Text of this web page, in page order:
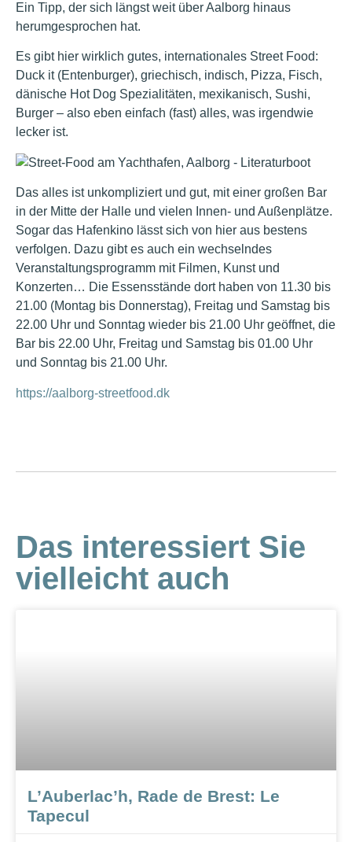
Ein Tipp, der sich längst weit über Aalborg hinaus
herumgesprochen hat.
Es gibt hier wirklich gutes, internationales Street Food:
Duck it (Entenburger), griechisch, indisch, Pizza, Fisch,
dänische Hot Dog Spezialitäten, mexikanisch, Sushi,
Burger – also eben einfach (fast) alles, was irgendwie
lecker ist.
Das alles ist unkompliziert und gut, mit einer großen Bar
in der Mitte der Halle und vielen Innen- und Außenplätze.
Sogar das Hafenkino lässt sich von hier aus bestens
verfolgen. Dazu gibt es auch ein wechselndes
Veranstaltungsprogramm mit Filmen, Kunst und
Konzerten… Die Essensstände dort haben von 11.30 bis
21.00 (Montag bis Donnerstag), Freitag und Samstag bis
22.00 Uhr und Sonntag wieder bis 21.00 Uhr geöffnet, die
Bar bis 22.00 Uhr, Freitag und Samstag bis 01.00 Uhr
und Sonntag bis 21.00 Uhr.
https://aalborg-streetfood.dk
Das interessiert Sie
vielleicht auch
L’Auberlac’h, Rade de Brest: Le
Tapecul